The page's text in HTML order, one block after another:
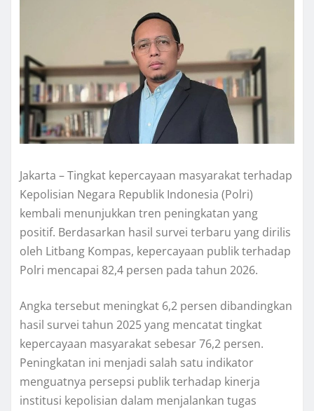
Jakarta – Tingkat kepercayaan masyarakat terhadap
Kepolisian Negara Republik Indonesia (Polri)
kembali menunjukkan tren peningkatan yang
positif. Berdasarkan hasil survei terbaru yang dirilis
oleh Litbang Kompas, kepercayaan publik terhadap
Polri mencapai 82,4 persen pada tahun 2026.
Angka tersebut meningkat 6,2 persen dibandingkan
hasil survei tahun 2025 yang mencatat tingkat
kepercayaan masyarakat sebesar 76,2 persen.
Peningkatan ini menjadi salah satu indikator
menguatnya persepsi publik terhadap kinerja
institusi kepolisian dalam menjalankan tugas